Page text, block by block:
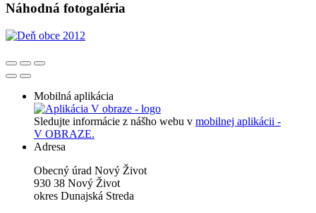
Náhodná fotogaléria
Mobilná aplikácia
Sledujte informácie z nášho webu v mobilnej aplikácii -
V OBRAZE.
Adresa
Obecný úrad Nový Život
930 38 Nový Život
okres Dunajská Streda